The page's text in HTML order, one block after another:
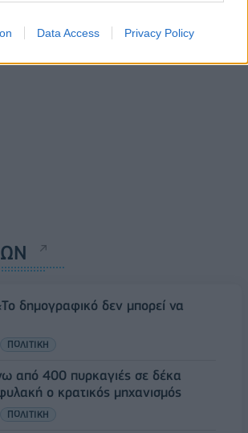
Data Access Privacy Policy
δημογραφικό δεν μπορεί να
ΠΟΛΙΤΙΚΗ
από 400 πυρκαγιές σε δέκα
ο κρατικός μηχανισμός
ΠΟΛΙΤΙΚΗ